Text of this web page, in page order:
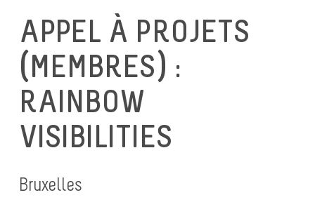
APPEL À PROJETS
(MEMBRES) :
RAINBOW
VISIBILITIES
Bruxelles